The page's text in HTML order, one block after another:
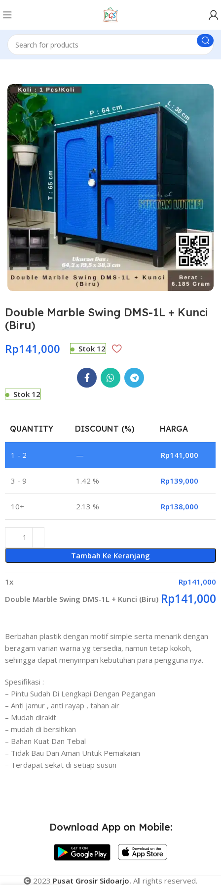
Double Marble Swing DMS-1L + Kunci
(Biru)
Rp141,000 Stok 12
Stok 12
QUANTITY DISCOUNT (%) HARGA
1 - 2 — Rp141,000
3 - 9 1.42 % Rp139,000
10+ 2.13 % Rp138,000
Tambah Ke Keranjang
1x Rp141,000
Double Marble Swing DMS-1L + Kunci (Biru) Rp141,000
Berbahan plastik dengan motif simple serta menarik dengan
beragam varian warna yg tersedia, namun tetap kokoh,
sehingga dapat menyimpan kebutuhan para pengguna nya.
Spesifikasi :
– Pintu Sudah Di Lengkapi Dengan Pegangan
– Anti jamur , anti rayap , tahan air
– Mudah dirakit
– mudah di bersihkan
– Bahan Kuat Dan Tebal
– Tidak Bau Dan Aman Untuk Pemakaian
– Terdapat sekat di setiap susun
Download App on Mobile:
2023 Pusat Grosir Sidoarjo. All rights reserved.